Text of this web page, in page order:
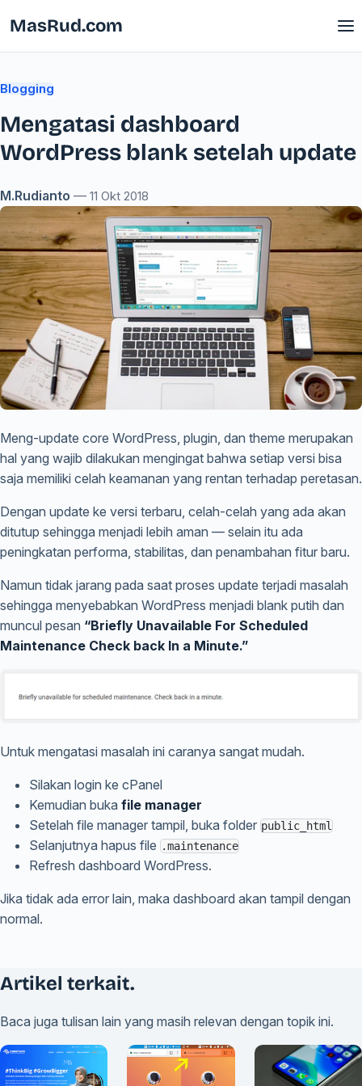
MasRud.com
Blogging
Mengatasi dashboard
WordPress blank setelah update
M.Rudianto — 11 Okt 2018
Meng-update core WordPress, plugin, dan theme merupakan
hal yang wajib dilakukan mengingat bahwa setiap versi bisa
saja memiliki celah keamanan yang rentan terhadap peretasan.
Dengan update ke versi terbaru, celah-celah yang ada akan
ditutup sehingga menjadi lebih aman — selain itu ada
peningkatan performa, stabilitas, dan penambahan fitur baru.
Namun tidak jarang pada saat proses update terjadi masalah
sehingga menyebabkan WordPress menjadi blank putih dan
muncul pesan “Briefly Unavailable For Scheduled
Maintenance Check back In a Minute.”
Untuk mengatasi masalah ini caranya sangat mudah.
Silakan login ke cPanel
Kemudian buka file manager
Setelah file manager tampil, buka folder public_html
Selanjutnya hapus file .maintenance
Refresh dashboard WordPress.
Jika tidak ada error lain, maka dashboard akan tampil dengan
normal.
Artikel terkait.
Baca juga tulisan lain yang masih relevan dengan topik ini.